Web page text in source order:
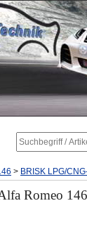
> BRISK LPG/
Romeo